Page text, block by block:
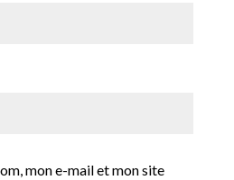
mon e-mail et mon site